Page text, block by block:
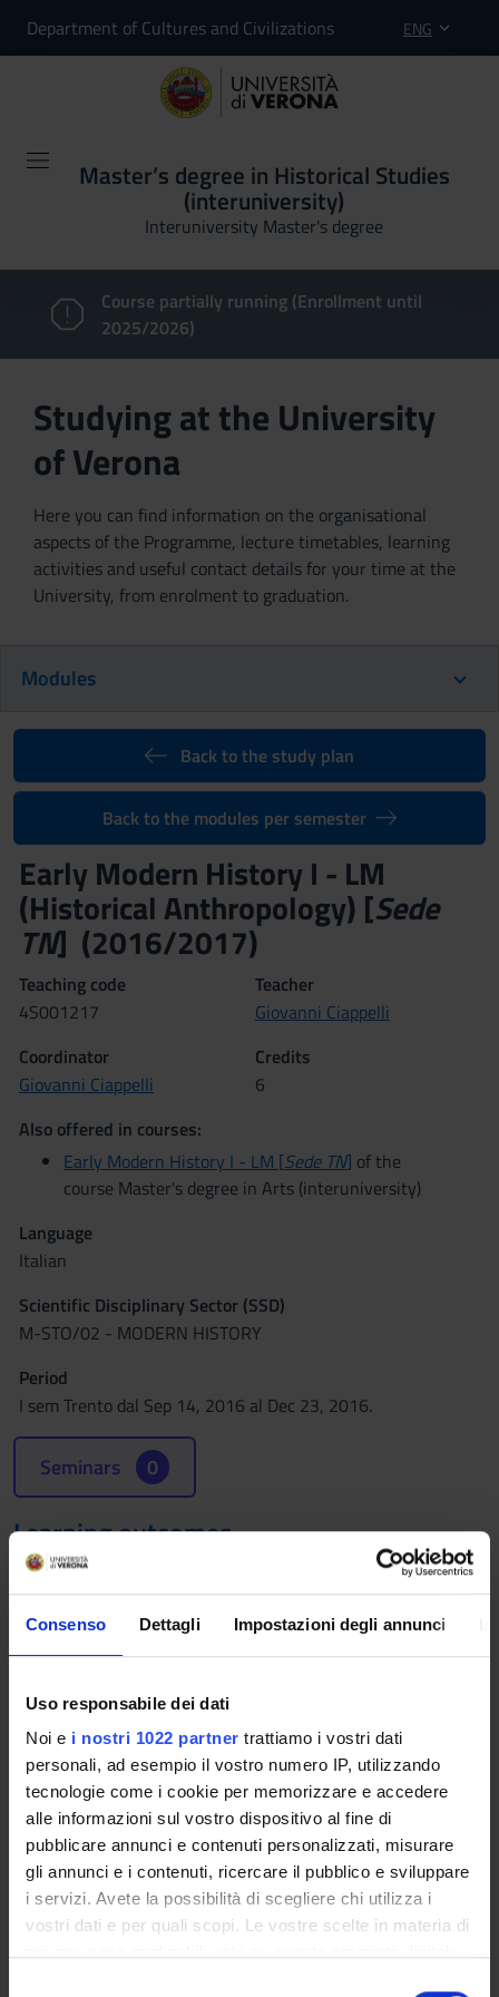
Consenso Dettagli Impostazioni degli annunci
Uso responsabile dei dati
Noi e i nostri 1022 partner trattiamo i vostri dati
personali, ad esempio il vostro numero IP, utilizzando
tecnologie come i cookie per memorizzare e accedere
alle informazioni sul vostro dispositivo al fine di
pubblicare annunci e contenuti personalizzati, misurare
gli annunci e i contenuti, ricercare il pubblico e sviluppare
i servizi. Avete la possibilità di scegliere chi utilizza i
vostri dati e per quali scopi. Le vostre scelte in materia di
Department of Cultures and Civilizations ENG
Master’s degree in Historical Studies
(interuniversity)
Interuniversity Master's degree
Course partially running (Enrollment until
2025/2026)
Studying at the University
of Verona
Here you can find information on the organisational
aspects of the Programme, lecture timetables, learning
activities and useful contact details for your time at the
University, from enrolment to graduation.
Modules
Back to the study plan
Back to the modules per semester
Early Modern History I - LM
(Historical Anthropology) [Sede
TN] (2016/2017)
Teaching code
4S001217
Teacher
Giovanni Ciappelli
Coordinator
Giovanni Ciappelli
Credits
6
Also offered in courses:
Early Modern History I - LM [Sede TN] of the
course Master's degree in Arts (interuniversity)
Language
Italian
Scientific Disciplinary Sector (SSD)
M-STO/02 - MODERN HISTORY
Period
I sem Trento dal Sep 14, 2016 al Dec 23, 2016.
Seminars 0
Learning outcomes
It aims to provide an understanding of the proposed topic
through a social-historical and comparative approach.
The course will be seminar-based. Students will be expected
to actively participate in discussions, having read and being
Program
"Family memory in the early modern period."
Since antiquity within the nobility, and since the Late Middle
Ages within the mercantile and bourgeois classes, special
forms of memory, written and unwritten, have developed,
specifically designed to remember the past of the family, to
perpetuate its self-awareness, and to build a reference model
for future generations. The written form of this unusually
early kind of memory, initially born also for practical purposes